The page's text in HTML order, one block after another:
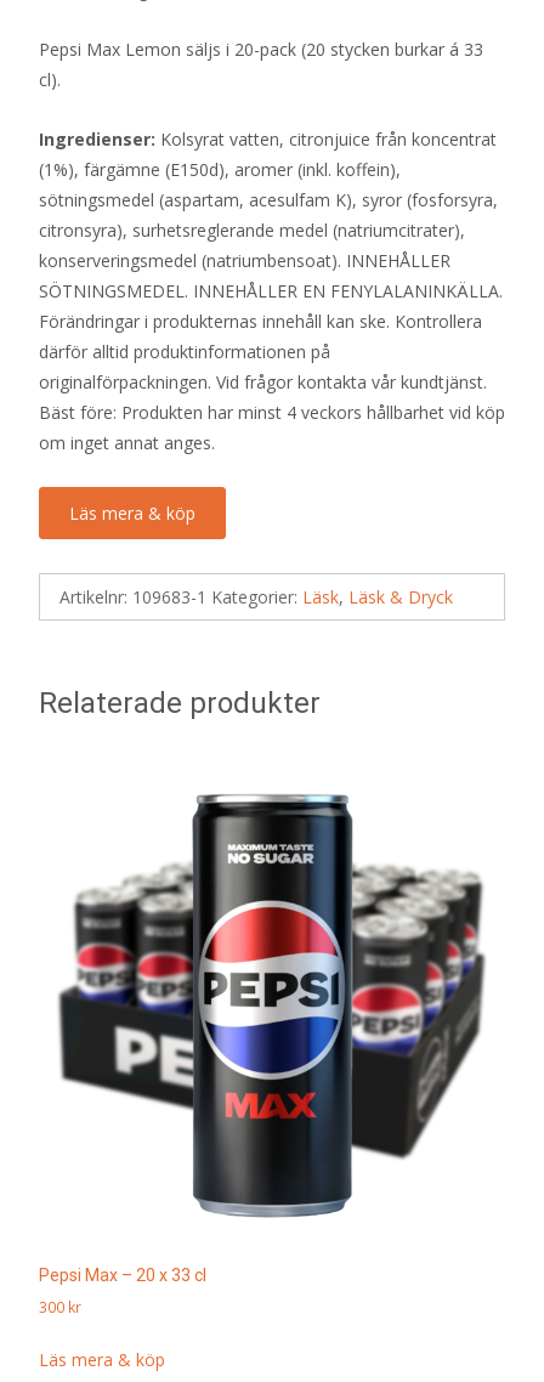
Pepsi Max Lemon säljs i 20-pack (20 stycken burkar á 33
cl).
Ingredienser: Kolsyrat vatten, citronjuice från koncentrat
(1%), färgämne (E150d), aromer (inkl. koffein),
sötningsmedel (aspartam, acesulfam K), syror (fosforsyra,
citronsyra), surhetsreglerande medel (natriumcitrater),
konserveringsmedel (natriumbensoat). INNEHÅLLER
SÖTNINGSMEDEL. INNEHÅLLER EN FENYLALANINKÄLLA.
Förändringar i produkternas innehåll kan ske. Kontrollera
därför alltid produktinformationen på
originalförpackningen. Vid frågor kontakta vår kundtjänst.
Bäst före: Produkten har minst 4 veckors hållbarhet vid köp
om inget annat anges.
Läs mera & köp
Artikelnr: 109683-1 Kategorier: Läsk, Läsk & Dryck
Relaterade produkter
Pepsi Max – 20 x 33 cl
300 kr
Läs mera & köp